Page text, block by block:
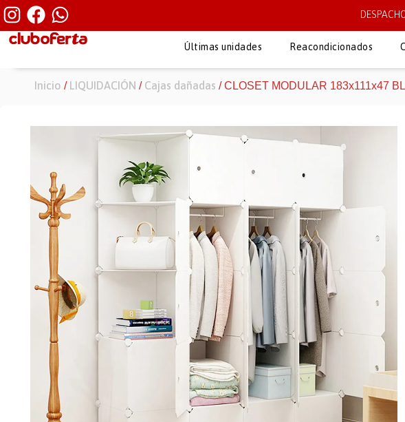
Últimas unidades Reacondicionados
Inicio / LIQUIDACIÓN / Cajas dañadas / CLOSET MODULAR 183x111x47